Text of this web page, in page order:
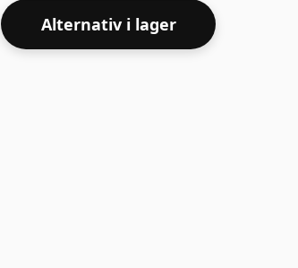
producenterna ska buteljera närmare
fina whisky med lägre styrka.
Alternativ i lager